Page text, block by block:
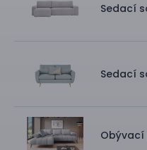
Sedací
Sedací